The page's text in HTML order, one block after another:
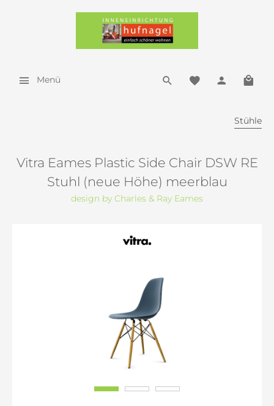
Menü
Stühle
Vitra Eames Plastic Side Chair DSW RE
Stuhl (neue Höhe) meerblau
design by Charles & Ray Eames